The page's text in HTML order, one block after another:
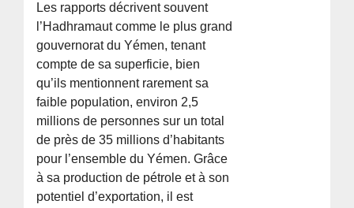
Les rapports décrivent souvent
l’Hadhramaut comme le plus grand
gouvernorat du Yémen, tenant
compte de sa superficie, bien
qu’ils mentionnent rarement sa
faible population, environ 2,5
millions de personnes sur un total
de près de 35 millions d’habitants
pour l’ensemble du Yémen. Grâce
à sa production de pétrole et à son
potentiel d’exportation, il est